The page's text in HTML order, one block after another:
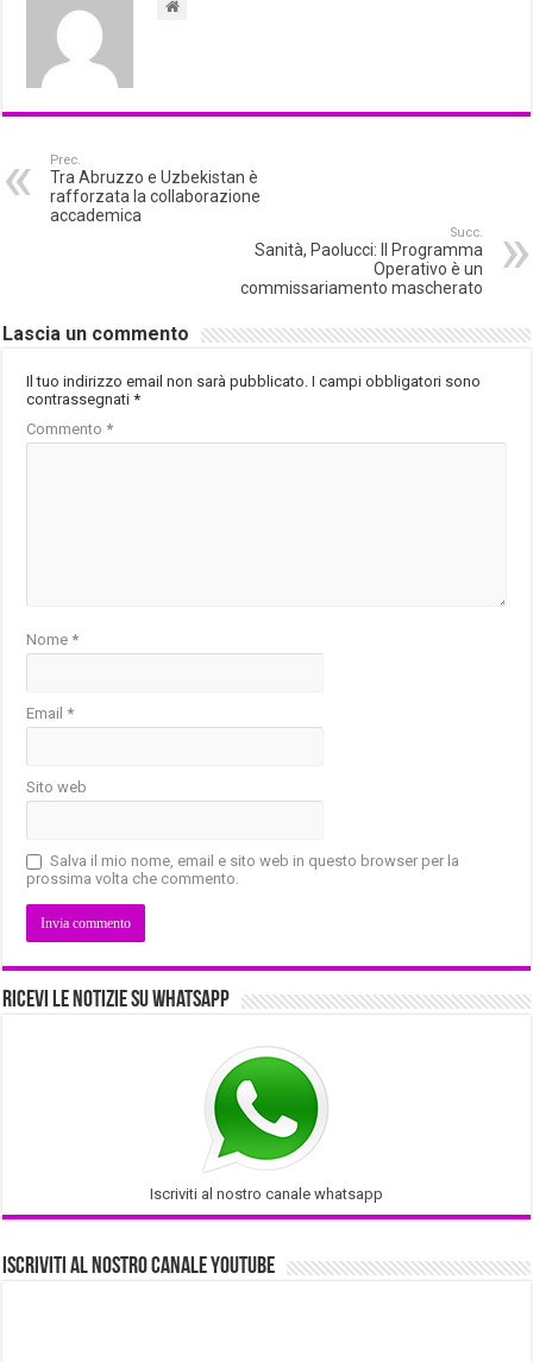
Prec.
Tra Abruzzo e Uzbekistan è
rafforzata la collaborazione
accademica
Succ.
Sanità, Paolucci: Il Programma
Operativo è un
commissariamento mascherato
Lascia un commento
Il tuo indirizzo email non sarà pubblicato. I campi obbligatori sono
contrassegnati*
Commento*
Nome*
Email*
Sito web
Salva il mio nome, email e sito web in questo browser per la
prossima volta che commento.
Ricevi le notizie su Whatsapp
Iscriviti al nostro canale whatsapp
Iscriviti al nostro Canale Youtube